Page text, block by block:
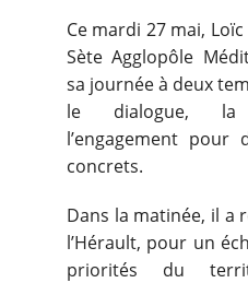
Ce mardi 27 mai,
Sète Agglopôle
sa journée à deux
le dialogue, la
l’engagement
concrets.
Dans la matinée, il a
l’Hérault, pour un
priorités du